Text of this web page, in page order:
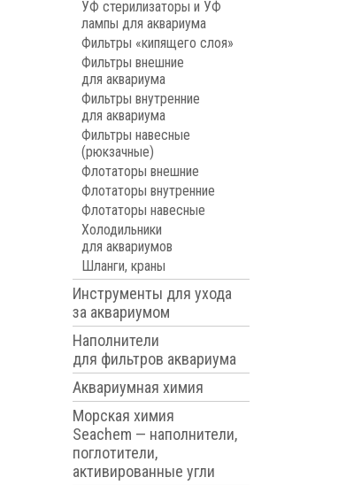
УФ стерилизаторы и УФ
лампы для аквариума
Фильтры «кипящего слоя»
Фильтры внешние
для аквариума
Фильтры внутренние
для аквариума
Фильтры навесные
(рюкзачные)
Флотаторы внешние
Флотаторы внутренние
Флотаторы навесные
Холодильники
для аквариумов
Шланги, краны
Инструменты для ухода
за аквариумом
Наполнители
для фильтров аквариума
Аквариумная химия
Морская химия
Seachem — наполнители,
поглотители,
активированные угли